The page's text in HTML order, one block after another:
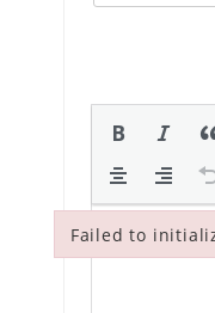
Failed to
Failed to